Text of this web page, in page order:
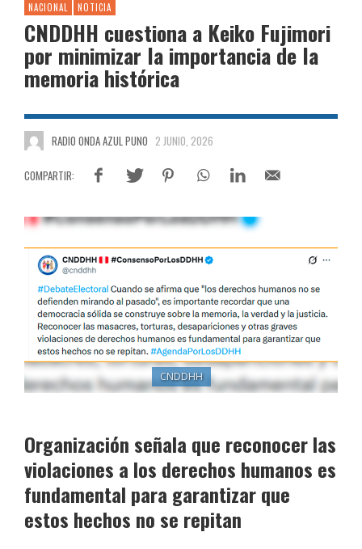
NACIONAL NOTICIA
CNDDHH cuestiona a Keiko Fujimori
por minimizar la importancia de la
memoria histórica
RADIO ONDA AZUL PUNO 2 JUNIO, 2026
CNDDHH
Organización señala que reconocer las
violaciones a los derechos humanos es
fundamental para garantizar que
estos hechos no se repitan